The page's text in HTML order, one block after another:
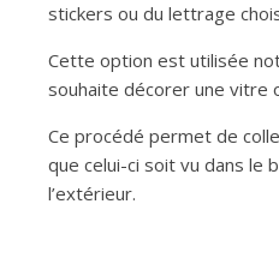
stickers ou du lettrage
Cette option est utilisée
souhaite décorer une vitre
Ce procédé permet de
que celui-ci soit vu dans le
l’extérieur.